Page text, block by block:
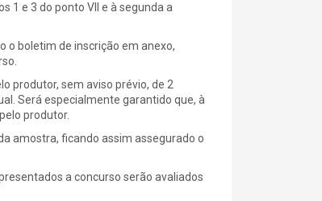
1 e 3 do ponto VII e à segunda a
o boletim de inscrição em anexo,
produtor, sem aviso prévio, de 2
Será especialmente garantido que, à
produtor.
amostra, ficando assim assegurado o
a concurso serão avaliados